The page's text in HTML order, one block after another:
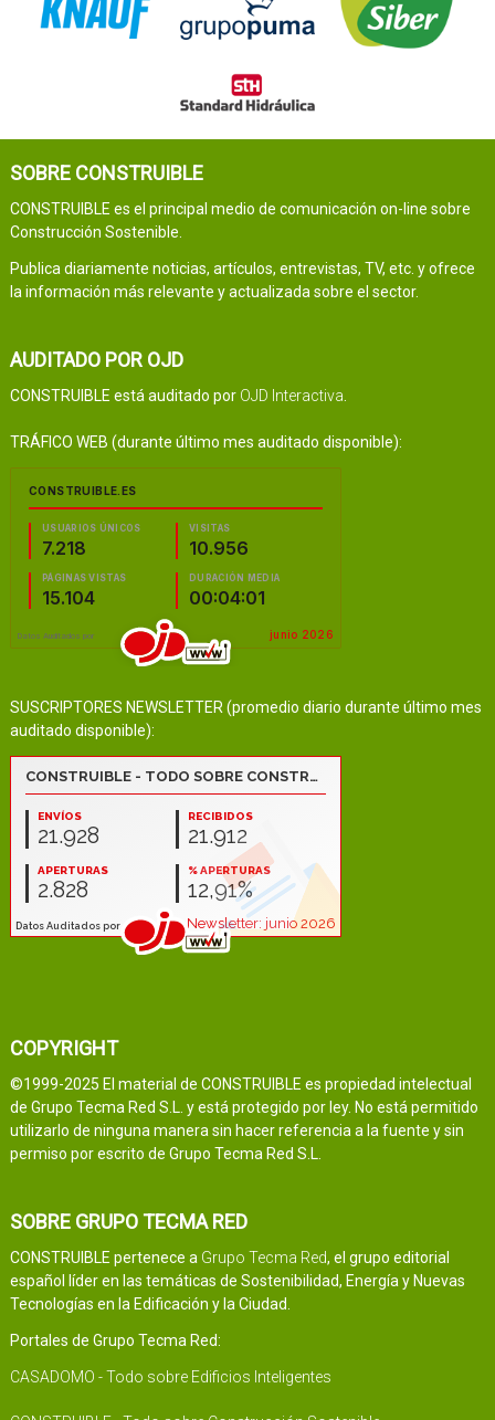
SOBRE CONSTRUIBLE
CONSTRUIBLE es el principal medio de comunicación on-line sobre
Construcción Sostenible.
Publica diariamente noticias, artículos, entrevistas, TV, etc. y ofrece
la información más relevante y actualizada sobre el sector.
AUDITADO POR OJD
CONSTRUIBLE está auditado por OJD Interactiva
TRÁFICO WEB (durante último mes auditado disponible):
SUSCRIPTORES NEWSLETTER (promedio diario durante último mes
auditado disponible):
COPYRIGHT
©1999-2025 El material de CONSTRUIBLE es propiedad intelectual
de Grupo Tecma Red S.L. y está protegido por ley. No está permitido
utilizarlo de ninguna manera sin hacer referencia a la fuente y sin
permiso por escrito de Grupo Tecma Red S.L.
SOBRE GRUPO TECMA RED
CONSTRUIBLE pertenece a Grupo Tecma Red, el grupo editorial
español líder en las temáticas de Sostenibilidad, Energía y Nuevas
Tecnologías en la Edificación y la Ciudad.
Portales de Grupo Tecma Red:
CASADOMO - Todo sobre Edificios Inteligentes